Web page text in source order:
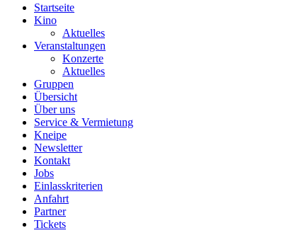
Startseite
Kino
Aktuelles
Veranstaltungen
Konzerte
Aktuelles
Gruppen
Übersicht
Über uns
Service & Vermietung
Kneipe
Newsletter
Kontakt
Jobs
Einlasskriterien
Anfahrt
Partner
Tickets